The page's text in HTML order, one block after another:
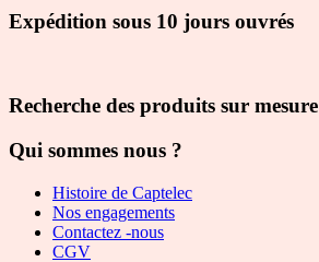
Expédition sous 10 jours ouvrés
Recherche des produits sur mesure
Qui sommes nous ?
Histoire de Captelec
Nos engagements
Contactez -nous
CGV